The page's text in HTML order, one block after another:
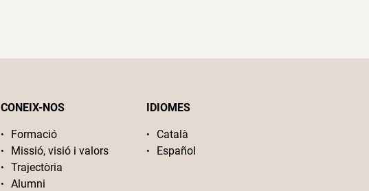
CONEIX-NOS
Formació
Missió, visió i valors
Trajectòria
Alumni
IDIOMES
Català
Español